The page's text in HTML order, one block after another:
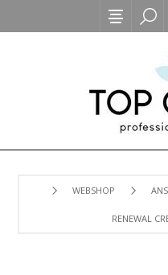
WEBSHOP
RENEWAL